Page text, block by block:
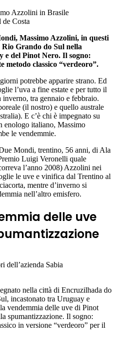
Azzolini in Brasile
de Costa
Massimo Azzolini, in questi
Grando do Sul nella
e del Pinot Nero. Il sogno:
metodo classico “verdeoro”.
potrebbe apparire strano. Ed
l’uva a fine estate e per tutto il
tra gennaio e febbraio.
(il nostro) e quello australe
E c’è chi è impegnato su
enologo italiano, Massimo
le vendemmie.
Mondi, trentino, 56 anni, di Ala
Luigi Veronelli quale
l’anno 2008) Azzolini nei
le uve e vinifica dal Trentino al
mentre d’inverno si
nell’altro emisfero.
delle uve
dell’azienda Sabia
nella città di Encruzilhada do
incastonato tra Uruguay e
vendemmia delle uve di Pinot
spumantizzazione. Il sogno:
in versione “verdeoro” per il